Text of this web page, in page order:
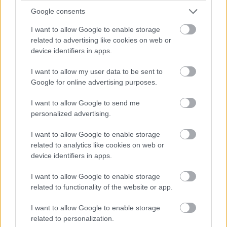
Google consents
I want to allow Google to enable storage
related to advertising like cookies on web or
device identifiers in apps.
I want to allow my user data to be sent to
Google for online advertising purposes.
I want to allow Google to send me
personalized advertising.
I want to allow Google to enable storage
related to analytics like cookies on web or
device identifiers in apps.
I want to allow Google to enable storage
related to functionality of the website or app.
I want to allow Google to enable storage
related to personalization.
Kodeklicencelési okból tűnt el
az androidos Vysor app
Kedvencekhez
Wiezner István|2016 május 14. 17:00
Az MPEG-LA szerint a fejlesztőnek fizetnie
Tavaly augusztusban elérhetővé vált a Play Áruházban és